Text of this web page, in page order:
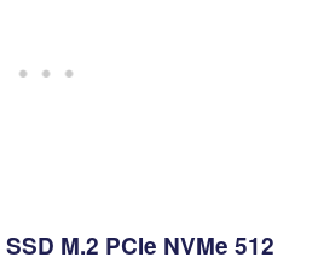
SSD M.2 PCIe NVMe 512